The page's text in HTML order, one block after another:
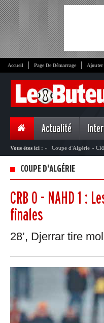
Accueil Page De Démarrage
Actualité
Vous êtes ici : » Coupe d'Algérie »
COUPE D'ALGÉRIE
CRB 0 - NAHD 1 :
finales
28’, Djerrar tire